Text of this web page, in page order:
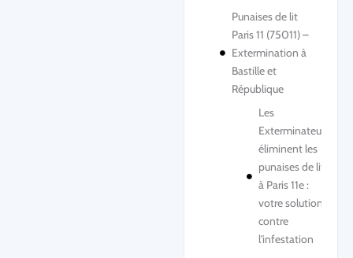
Punaises de lit
Paris 11 (75011) –
Extermination à
Bastille et
République
Les
Exterminateurs
éliminent les
punaises de lit
à Paris 11e :
votre solution
contre
l'infestation